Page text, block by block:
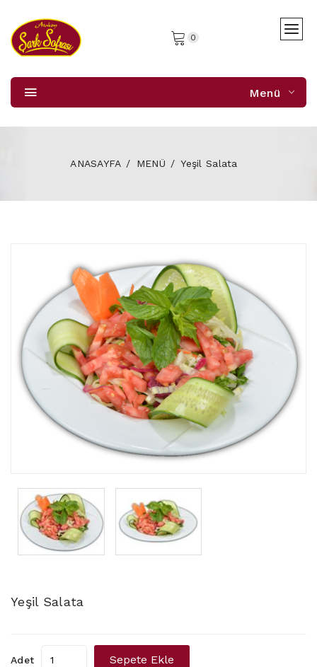
0
Menü
ANASAYFA MENÜ Yeşil Salata
Yeşil Salata
Adet Sepete Ekle